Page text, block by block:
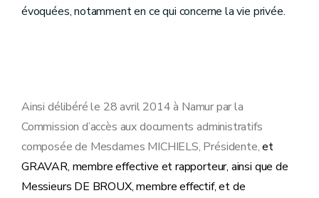
évoquées, notamment en ce qui concerne la vie privée.
Ainsi délibéré le 28 avril 2014 à Namur par la
Commission d’accès aux documents administratifs
composée de Mesdames MICHIELS, Présidente,et
GRAVAR, membre effective et rapporteur, ainsi que de
Messieurs DE BROUX, membre effectif, et de